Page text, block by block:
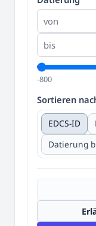
-800
Sortieren
EDCS-ID
Datierung